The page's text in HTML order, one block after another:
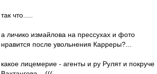
так что.....
а личико измайлова на прессухах и фото
нравится после увольнения Карреры?...
какое лицемерие - агенты и ру Рулят и покруче